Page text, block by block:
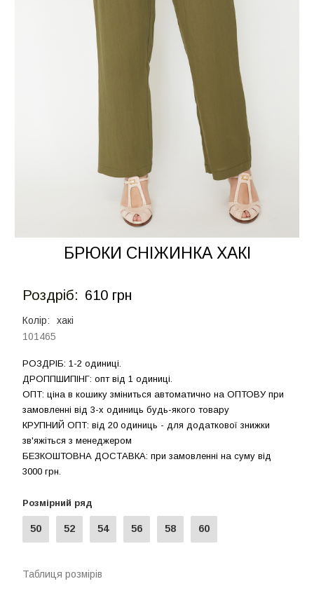
БРЮКИ СНІЖИНКА ХАКІ
Роздрiб: 610 грн
Колір:
хакі
101465
РОЗДРIБ: 1-2 одиниці.
ДРОППШИПIНГ: опт від 1 одиницi.
ОПТ: ціна в кошику зміниться автоматично на ОПТОВУ при
замовленні від 3-х одиниць будь-якого товару
КРУПНИЙ ОПТ: від 20 одиниць - для додаткової знижки
зв'яжіться з менеджером
БЕЗКОШТОВНА ДОСТАВКА: при замовленні на суму вiд
3000 грн.
50 52 54 56 58 60
Таблиця розмірів